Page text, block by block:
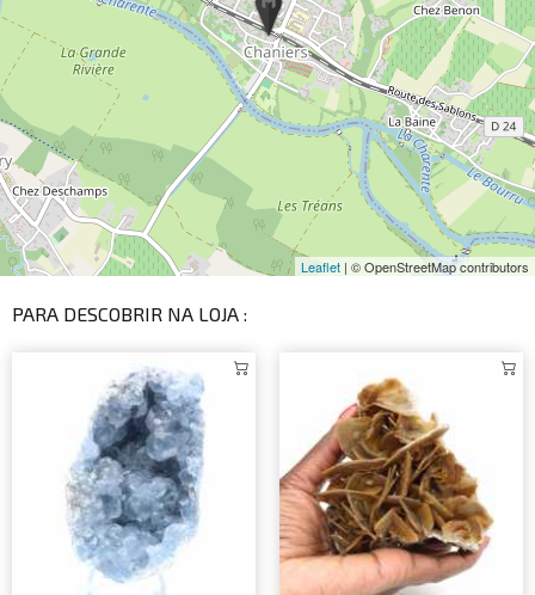
Leaflet | © OpenStreetMap contributors
PARA DESCOBRIR NA LOJA :